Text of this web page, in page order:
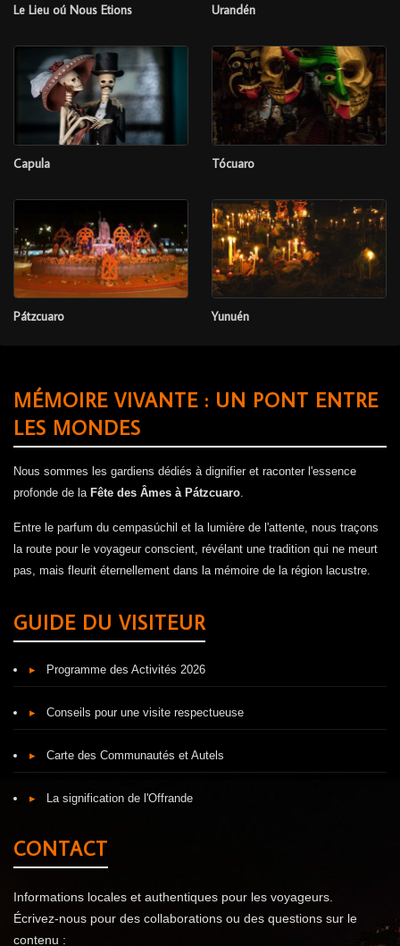
Le Lieu oú Nous Etions Urandén
Capula Tócuaro
Pátzcuaro Yunuén
MÉMOIRE VIVANTE : UN PONT ENTRE
LES MONDES
Nous sommes les gardiens dédiés à dignifier et raconter l'essence
profonde de la Fête des Âmes à Pátzcuaro.
Entre le parfum du cempasúchil et la lumière de l'attente, nous traçons
la route pour le voyageur conscient, révélant une tradition qui ne meurt
pas, mais fleurit éternellement dans la mémoire de la région lacustre.
GUIDE DU VISITEUR
▸ Programme des Activités 2026
▸ Conseils pour une visite respectueuse
▸ Carte des Communautés et Autels
▸ La signification de l'Offrande
CONTACT
Informations locales et authentiques pour les voyageurs.
Écrivez-nous pour des collaborations ou des questions sur le
contenu :